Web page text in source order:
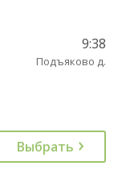
9:38
Подъяково д.
Выбрать